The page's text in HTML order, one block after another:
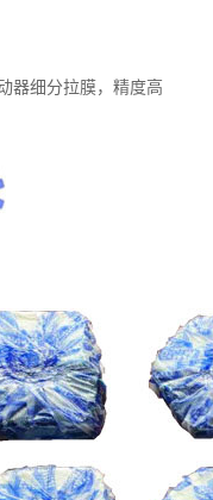
器细分拉膜，精度高